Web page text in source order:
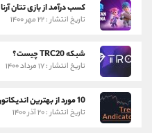
کسب درآمد از بازی تتان آرنا
تاریخ انتشار : ۲۲ مهر ۱۴۰۰
شبکه TRC20 چیست؟
تاریخ انتشار : ۱۷ مرداد ۱۴۰۰
10 مورد از بهترین اندیکاتورهای تشخیص روند
تاریخ انتشار : ۲۰ آذر ۱۴۰۰